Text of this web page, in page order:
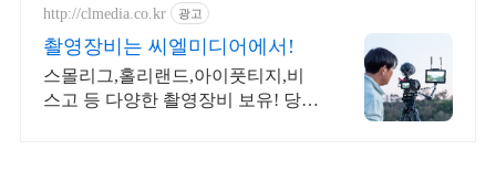
http://clmedia.co.kr 광고
촬영장비는 씨엘미디어에서!
스몰리그,홀리랜드,아이풋티지,비
스고 등 다양한 촬영장비 보유! 당일